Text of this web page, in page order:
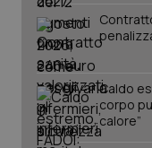
Caldo
corpo
calore”